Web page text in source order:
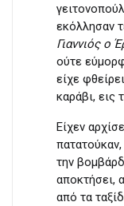
εκόλλησαν
Γιαννιός ο
ούτε
είχε
καράβι, εις
Είχεν
την
αποκτήσει,
από τα